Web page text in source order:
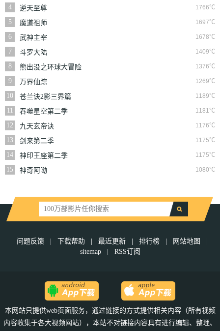
4
1766℃
逆天至尊
5
1697℃
魔道祖师
6
1678℃
武神主宰
7
1409℃
斗罗大陆
8
1376℃
熊出没之环球大冒险
9
1269℃
万界仙踪
10
1189℃
苍兰诀2影三界篇
11
1181℃
吞噬星空第二季
12
1176℃
九天玄帝诀
13
1175℃
剑来第二季
14
1175℃
神印王座第二季
15
1080℃
神奇阿呦
问题反馈 下载帮助 最近更新 排行榜 网站地图
sitemap
RSS订阅
本网站只提供web页面服务，通过链接的方式提供相关内容（所有视频
内容收集于各大视频网站），本站不对链接内容具有进行编辑、整理、